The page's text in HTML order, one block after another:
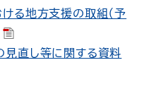
る地方支援の取組（予
見直し等に関する資料